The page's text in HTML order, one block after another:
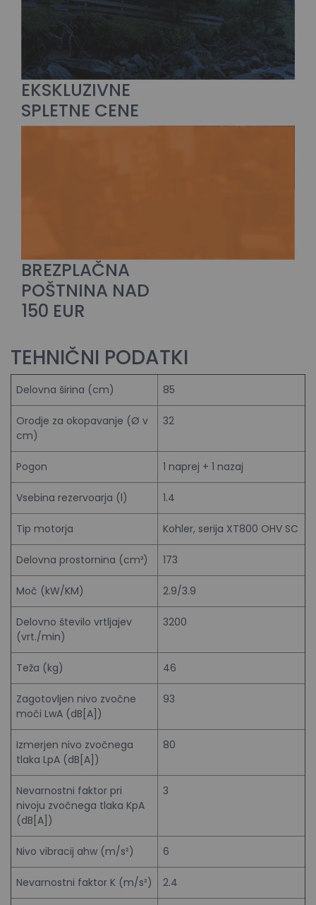
EKSKLUZIVNE
SPLETNE CENE
BREZPLAČNA
POŠTNINA NAD
150 EUR
TEHNIČNI PODATKI
Delovna širina (cm) 85
Orodje za okopavanje (Ø v
cm)
32
Pogon 1 naprej + 1 nazaj
Vsebina rezervoarja (l) 1.4
Tip motorja Kohler, serija XT800 OHV SC
Delovna prostornina (cm³) 173
Moč (kW/KM) 2.9/3.9
Delovno število vrtljajev
(vrt./min)
3200
Teža (kg) 46
Zagotovljen nivo zvočne
moči LwA (dB[A])
93
Izmerjen nivo zvočnega
tlaka LpA (dB[A])
80
Nevarnostni faktor pri
nivoju zvočnega tlaka KpA
(dB[A])
3
Nivo vibracij ahw (m/s²) 6
Nevarnostni faktor K (m/s²) 2.4